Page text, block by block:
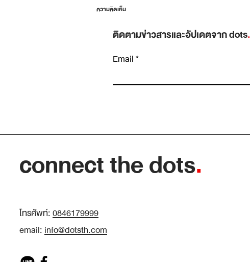
ความคิดเห็น
เขียนความคิดเห็น…
ติดตามข่าวสารและอัปเดตจาก dots.
Email
connect the dots.
โทรศัพท์:0846179999
email:info@dotsth.com